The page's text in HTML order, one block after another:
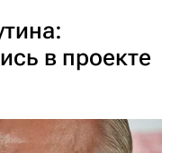
в проекте